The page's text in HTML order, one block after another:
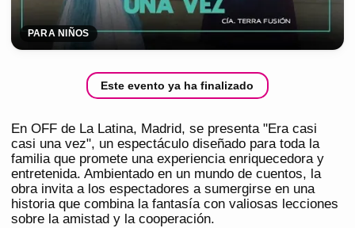
PARA NIÑOS
Este evento ya ha finalizado
En OFF de La Latina, Madrid, se presenta "Era casi
casi una vez", un espectáculo diseñado para toda la
familia que promete una experiencia enriquecedora y
entretenida. Ambientado en un mundo de cuentos, la
obra invita a los espectadores a sumergirse en una
historia que combina la fantasía con valiosas lecciones
sobre la amistad y la cooperación.